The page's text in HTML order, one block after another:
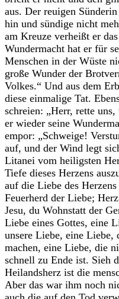
aus. Der reuigen
hin und sündige nicht
am Kreuze verheißt er
Wundermacht hat er für
Menschen in der Wüste
große Wunder der
Volkes.“ Und aus dem
diese einmalige Tat.
schreien: „Herr, rette
er wieder seine
empor: „Schweige!
auf, und der Wind legt
Litanei vom heiligsten
Tiefe dieses Herzens
auf die Liebe des
Feuerherd der Liebe;
Jesu, du Wohnstatt der
Liebe eines Gottes, eine
unsere Liebe, eine
machen, eine Liebe, die
schnell zu Ende ist. Sieh
Heilandsherz ist die
Aber das war ihm noch